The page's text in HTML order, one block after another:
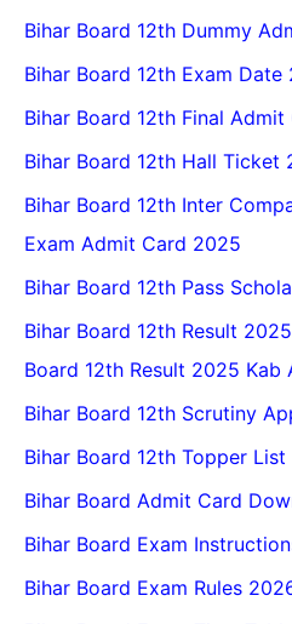
Bihar Board 12th Dummy
Bihar Board 12th Exam Date
Bihar Board 12th Final
Bihar Board 12th Hall Ticket
Bihar Board 12th Inter
Exam Admit Card 2025
Bihar Board 12th Pass
Bihar Board 12th Result
Board 12th Result 2025 Kab
Bihar Board 12th Scrutiny
Bihar Board 12th Topper
Bihar Board Admit Card
Bihar Board Exam
Bihar Board Exam Rules